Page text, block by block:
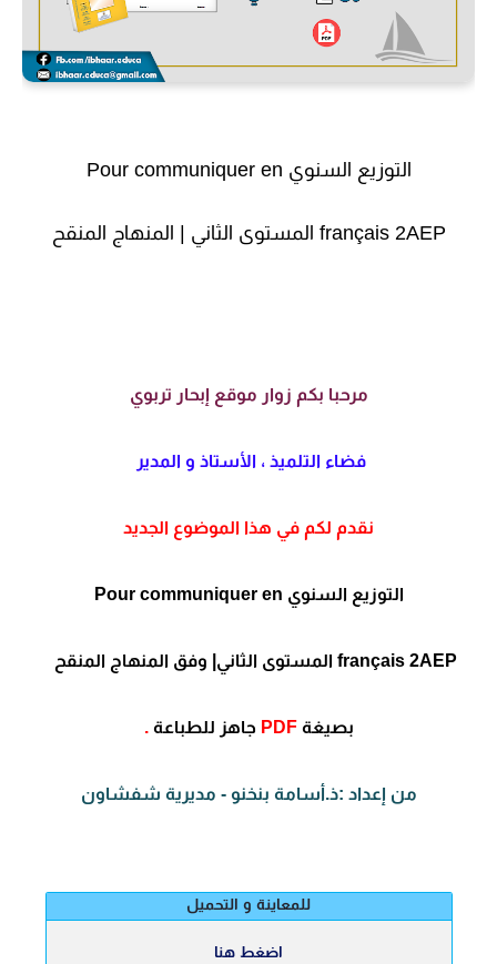
التوزيع السنوي Pour communiquer en
français 2AEP المستوى الثاني | المنهاج المنقح
مرحبا بكم زوار موقع إبحار تربوي
فضاء التلميذ ، الأستاذ و المدير
نقدم لكم في هذا الموضوع الجديد
التوزيع السنوي Pour communiquer en
français 2AEP المستوى الثاني| وفق المنهاج المنقح
بصيغةPDF جاهز للطباعة.
من إعداد :ذ.أسامة بنخنو - مديرية شفشاون
للمعاينة و التحميل
اضغط هنا